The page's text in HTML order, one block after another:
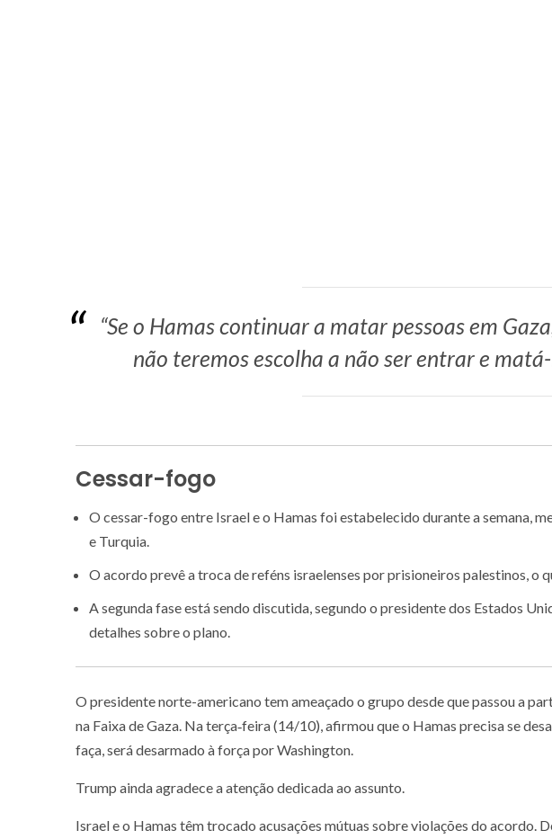
“Se o Hamas continuar a matar pessoas em
não teremos escolha a não ser entrar e
Cessar-fogo
O cessar-fogo entre Israel e o Hamas foi estabelecido durante a semana,
e Turquia.
O acordo prevê a troca de reféns israelenses por prisioneiros palestinos, o
A segunda fase está sendo discutida, segundo o presidente dos Estados
detalhes sobre o plano.
O presidente norte-americano tem ameaçado o grupo desde que passou a
na Faixa de Gaza. Na terça‑feira (14/10), afirmou que o Hamas precisa se
faça, será desarmado à força por Washington.
Trump ainda agradece a atenção dedicada ao assunto.
Israel e o Hamas têm trocado acusações mútuas sobre violações do acordo.